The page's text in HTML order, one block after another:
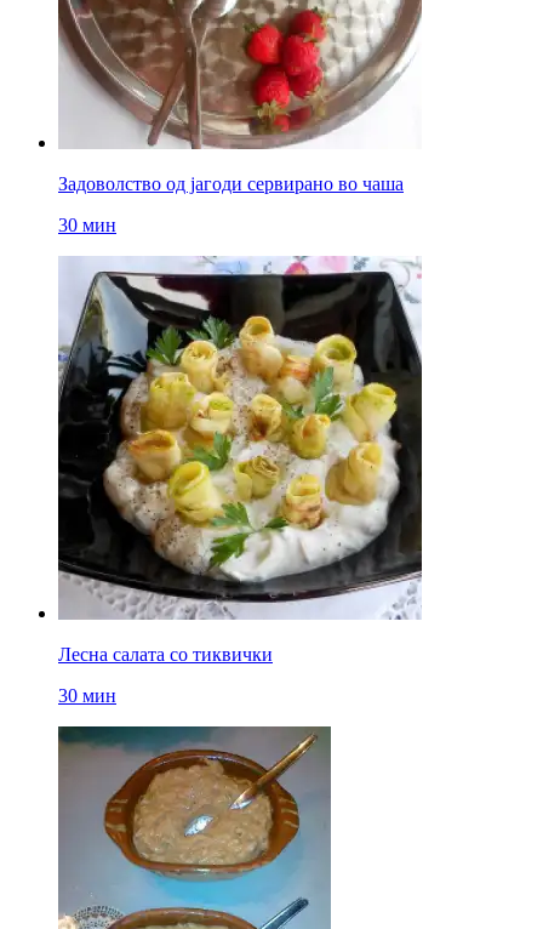
Задоволство од јагоди сервирано во чаша
30 мин
Лесна салата со тиквички
30 мин